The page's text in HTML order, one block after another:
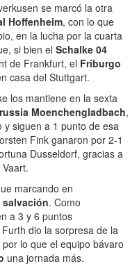
se marcó la otra
Hoffenheim, con lo que
en la lucha por la cuarta
si bien el Schalke 04
de Frankfurt, el Friburgo
casa del Stuttgart.
los mantiene en la sexta
Moenchengladbach,
siguen a 1 punto de esa
Fink ganaron por 2-1
Dusseldorf, gracias a
marcando en
. Como
a 3 y 6 puntos
dio la sorpresa de la
lo que el equipo bávaro
una jornada más.